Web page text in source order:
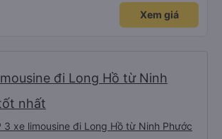
Xem giá
đi Long Hồ từ Ninh
nhất
3 xe limousine đi Long Hồ từ Ninh Phước